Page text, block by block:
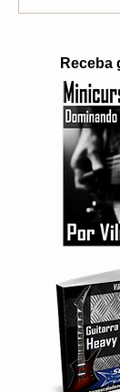
Receba